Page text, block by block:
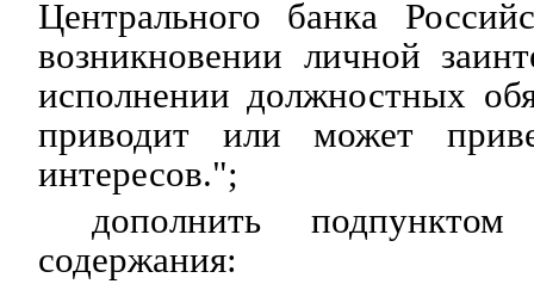
Центрального банка
возникновении личной
исполнении должностных
приводит или может
интересов.";
дополнить
содержания: